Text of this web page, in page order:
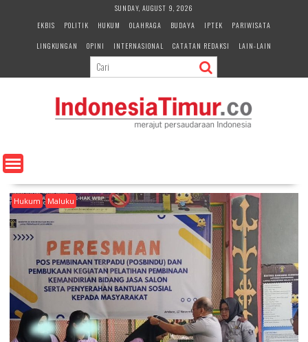
e
n
SUNDAY, AUGUST 9, 2026
EKBIS
POLITIK HUKUM OLAHRAGA BUDAYA IPTEK
PARIWISATA
LINGKUNGAN
OPINI INTERNASIONAL CATATAN REDAKSI LAIN-LAIN
Hukum Maluku